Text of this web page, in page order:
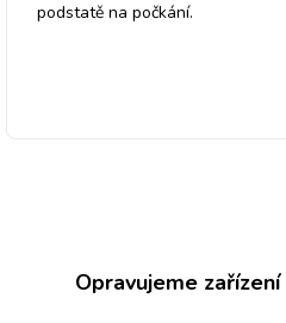
podstatě na počkání.
Opravujeme